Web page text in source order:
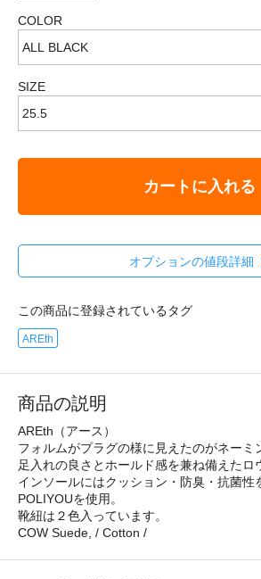
COLOR
SIZE
カートに入れる
オプションの値段詳細
この商品に登録されているタグ
AREth
商品の説明
AREth（アース）
フォルムがプラグの様に見えたのがネーミ
足入れの良さとホールド感を兼ね備えたロ
インソールにはクッション・防臭・抗菌性
POLIYOUを使用。
靴紐は２色入っています。
COW Suede, / Cotton /